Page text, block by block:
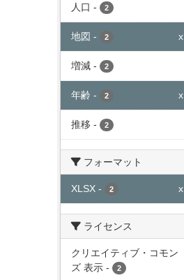
人口 - 2
地図 - 2 x
増減 - 2
年齢 - 2 x
推移 - 2
フォーマット
XLSX - 2 x
ライセンス
クリエイティブ・コモン
ズ 表示 - 2